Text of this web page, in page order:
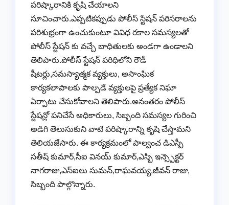
పరిష్కారానికి కృషి చేయాలని
సూచించారు.ఎప్పటికప్పుడు పోలీస్ స్టేషన్ పరిసరాలను
పరిశుభ్రంగా ఉంచుకుంటూ వివిధ రకాల సమస్యలతో
పోలీస్ స్టేషన్ కు వచ్చే బాధితులకు అండగా ఉండాలని
తెలిపారు.పోలీస్ స్టేషన్ పరిధిలోని రౌడీ
షీటర్లు,సమస్యాత్మక వ్యక్తులు, అసాంఘిక
కార్యకలాపాలకు పాల్పడే వ్యక్తులపై ప్రత్యేక నిఘా
ఏర్పాటు చేసుకోవాలని తెలిపారు.అనంతరం పోలీస్
స్టేషన్లో పనిచేసే అధికారులు, సిబ్బంది సమస్యల గురించి
అడిగి తెలుసుకుని వాటి పరిష్కారాన్ని కృషి చేస్తామని
తెలియజేసారు. ఈ కార్యక్రమంలో పాల్వంచ డిఎస్పీ
సతీష్ కుమార్,సీఐ వినయ్ కుమార్,ఎస్బి ఇన్స్పెక్టర్
నాగరాజు,ఎస్ఐలు సుమన్,రాఘవయ్య,జీవన్ రాజు,
సిబ్బంది పాల్గొన్నారు.